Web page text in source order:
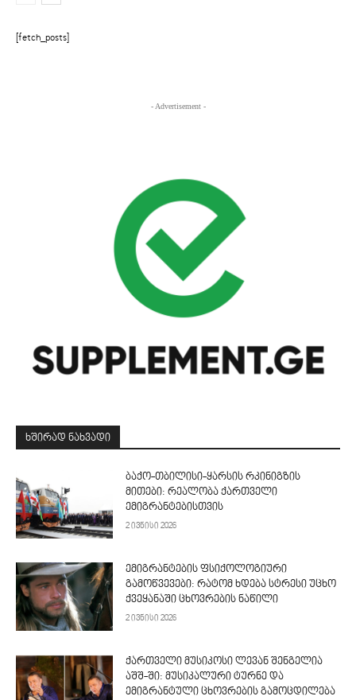
[fetch_posts]
- Advertisement -
ᲮᲨᲘᲠᲐᲓ ᲜᲐᲮᲕᲐᲓᲘ
ბაქო-თბილისი-ყარსის რკინიგზის
მითები: რეალობა ქართველი
ემიგრანტებისთვის
2 ივნისი 2026
ემიგრანტების ფსიქოლოგიური
გამოწვევები: რატომ ხდება სტრესი უცხო
ქვეყანაში ცხოვრების ნაწილი
2 ივნისი 2026
ქართველი მუსიკოსი ლევან შენგელია
აშშ-ში: მუსიკალური ტურნე და
ემიგრანტული ცხოვრების გამოცდილება